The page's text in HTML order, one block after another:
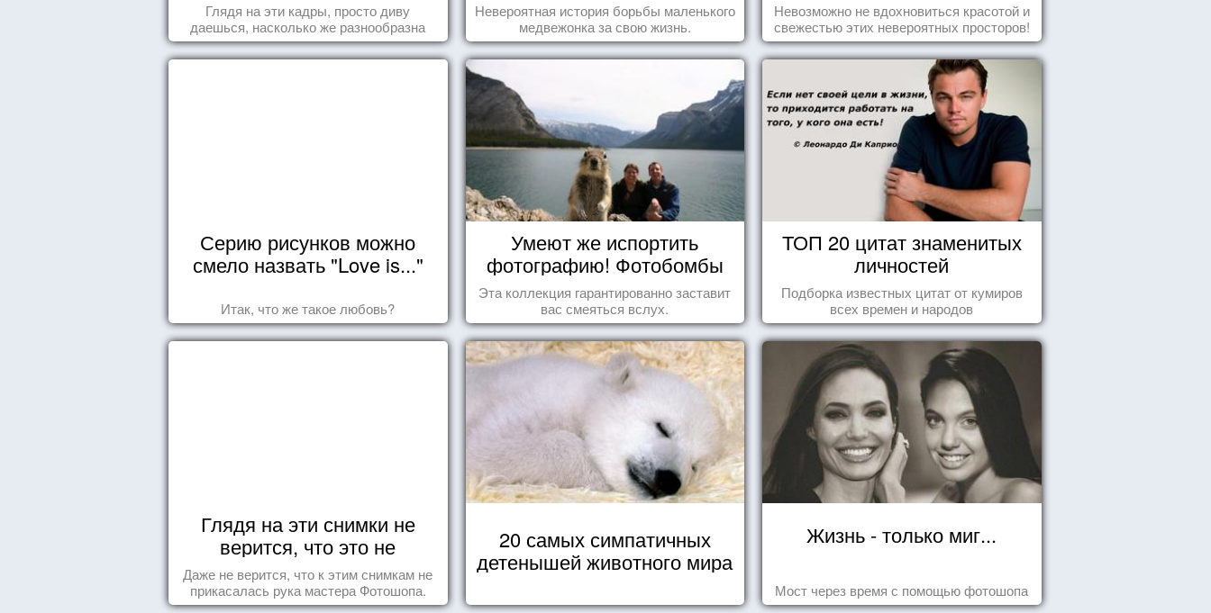
Глядя на эти кадры, просто диву
даешься, насколько же разнообразна
природа нашего мира!
Невероятная история борьбы маленького
медвежонка за свою жизнь.
Невозможно не вдохновиться красотой и
свежестью этих невероятных просторов!
Серию рисунков можно
смело назвать "Love is..."
Итак, что же такое любовь?
Умеют же испортить
фотографию! Фотобомбы
животных
Эта коллекция гарантированно заставит
вас смеяться вслух.
ТОП 20 цитат знаменитых
личностей
Подборка известных цитат от кумиров
всех времен и народов
Глядя на эти снимки не
верится, что это не
Фотошоп!
Даже не верится, что к этим снимкам не
прикасалась рука мастера Фотошопа.
20 самых симпатичных
детенышей животного мира
Жизнь - только миг...
Мост через время с помощью фотошопа